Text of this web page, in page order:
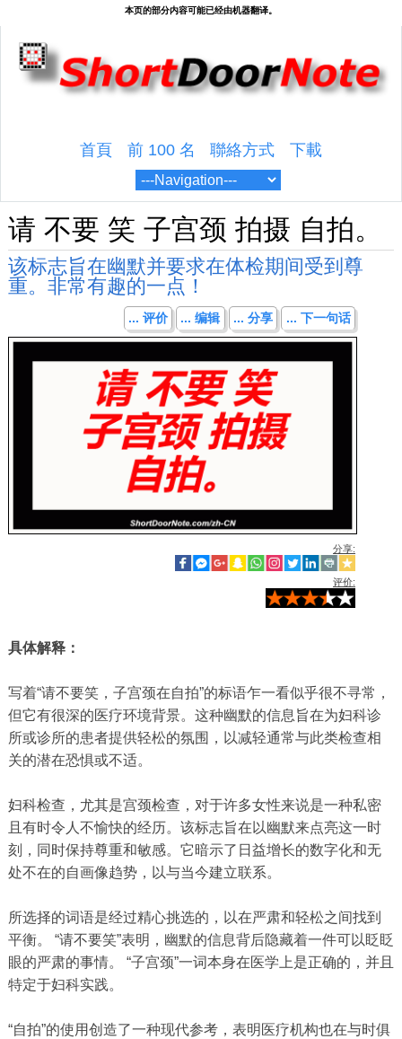
首頁 前 100 名 聯絡方式 下載
请 不要 笑 子宫颈 拍摄 自拍。
该标志旨在幽默并要求在体检期间受到尊
重。非常有趣的一点！
... 评价 ... 编辑 ... 分享 ... 下一句话
分享:
评价:
具体解释：
写着“请不要笑，子宫颈在自拍”的标语乍一看似乎很不寻常，
但它有很深的医疗环境背景。这种幽默的信息旨在为妇科诊
所或诊所的患者提供轻松的氛围，以减轻通常与此类检查相
关的潜在恐惧或不适。
妇科检查，尤其是宫颈检查，对于许多女性来说是一种私密
且有时令人不愉快的经历。该标志旨在以幽默来点亮这一时
刻，同时保持尊重和敏感。它暗示了日益增长的数字化和无
处不在的自画像趋势，以与当今建立联系。
所选择的词语是经过精心挑选的，以在严肃和轻松之间找到
平衡。 “请不要笑”表明，幽默的信息背后隐藏着一件可以眨眨
眼的严肃的事情。 “子宫颈”一词本身在医学上是正确的，并且
特定于妇科实践。
“自拍”的使用创造了一种现代参考，表明医疗机构也在与时俱